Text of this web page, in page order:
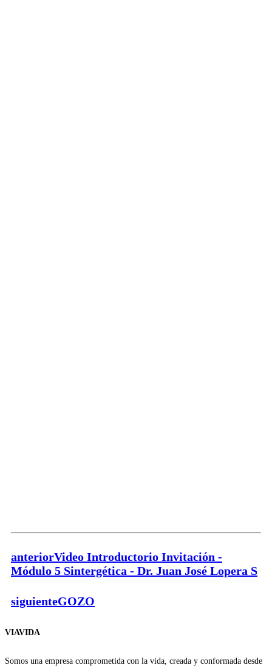
anteriorVideo Introductorio Invitación -
Módulo 5 Sintergética - Dr. Juan José Lopera S
siguienteGOZO
VIAVIDA
Somos una empresa comprometida con la vida, creada y conformada desde